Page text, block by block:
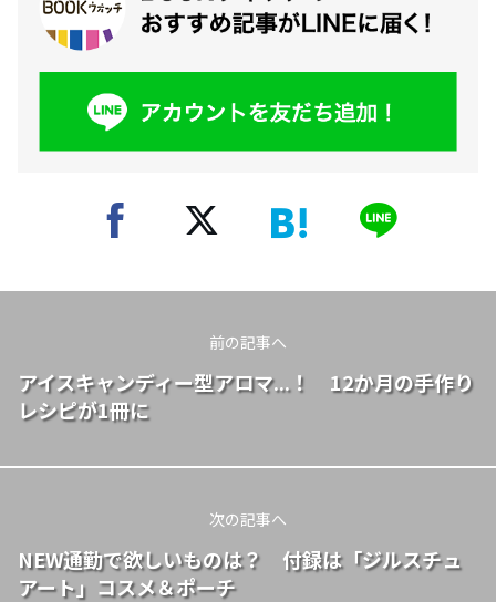
前の記事へ
アイスキャンディー型アロマ...！ 12か月の手作り
レシピが1冊に
次の記事へ
NEW通勤で欲しいものは？ 付録は「ジルスチュ
アート」コスメ＆ポーチ